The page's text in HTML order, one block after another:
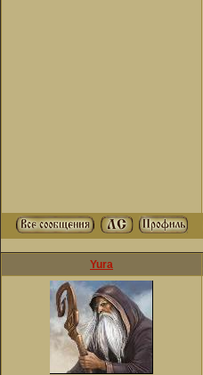
Yura